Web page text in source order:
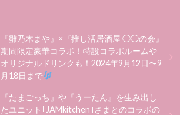
『雛乃木まや』×『推し活居酒屋 ◯◯の会』
期間限定豪華コラボ！特設コラボルームや
オリジナルドリンクも！2024年9月12日〜9
月18日まで
『たまごっち』や『うーたん』を生み出し
たユニット｢JAMkitchen｣さまとのコラボの